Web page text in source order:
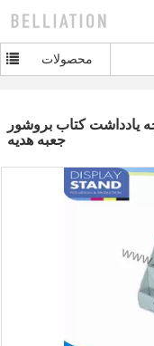
محصولات
یادداشت کتاب بروشور
جعبه هدیه